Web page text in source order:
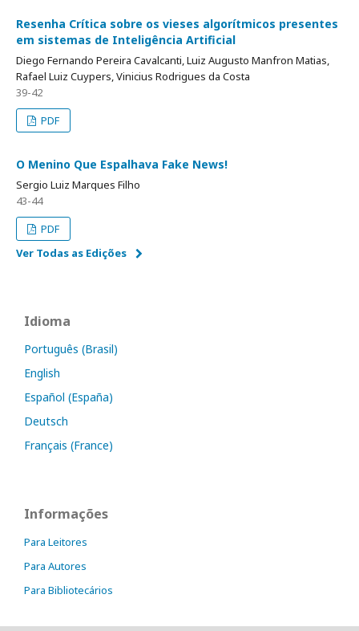
Resenha Crítica sobre os vieses algorítmicos presentes
em sistemas de Inteligência Artificial
Diego Fernando Pereira Cavalcanti, Luiz Augusto Manfron Matias,
Rafael Luiz Cuypers, Vinicius Rodrigues da Costa
39-42
PDF
O Menino Que Espalhava Fake News!
Sergio Luiz Marques Filho
43-44
PDF
Ver Todas as Edições
Idioma
Português (Brasil)
English
Español (España)
Deutsch
Français (France)
Informações
Para Leitores
Para Autores
Para Bibliotecários